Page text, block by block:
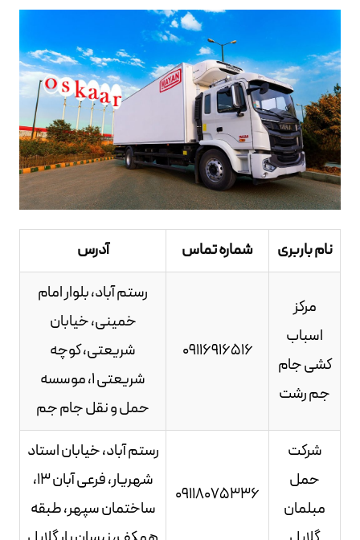
نام باربری شماره تماس آدرس
مرکز
اسباب
کشی جام
جم رشت
09116916516
رستم آباد، بلوار امام
خمینی، خیابان
شریعتی، کوچه
شریعتی 1، موسسه
حمل و نقل جام جم
شرکت
حمل
مبلمان
09118075336
رستم آباد، خیابان استاد
شهریار، فرعی آبان 13،
ساختمان سپهر، طبقه